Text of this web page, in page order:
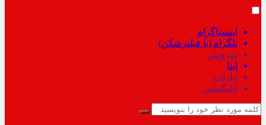
اینستاگرام
تلگرام{با فیلترشکن)
سروش
ایتا
آپارات
اپلیکیشن